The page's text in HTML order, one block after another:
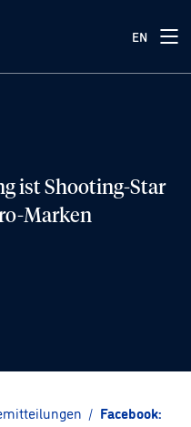
EN
ist Shooting-Star
Marken
/ Facebook: